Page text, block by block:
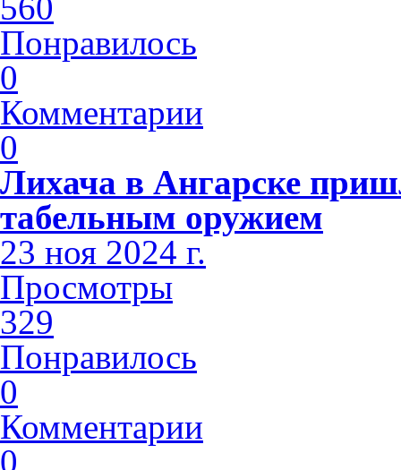
Понравилось
0
Комментарии
0
Лихача в Ангарске
табельным оружием
23 ноя 2024 г.
Просмотры
329
Понравилось
0
Комментарии
0